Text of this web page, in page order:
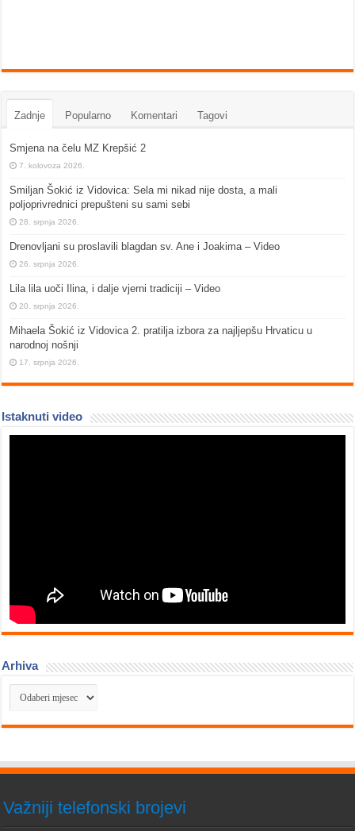
Zadnje Popularno Komentari Tagovi
Smjena na čelu MZ Krepšić 2
7. kolovoza 2026.
Smiljan Šokić iz Vidovica: Sela mi nikad nije dosta, a mali
poljoprivrednici prepušteni su sami sebi
28. srpnja 2026.
Drenovljani su proslavili blagdan sv. Ane i Joakima – Video
26. srpnja 2026.
Lila lila uoči Ilina, i dalje vjerni tradiciji – Video
20. srpnja 2026.
Mihaela Šokić iz Vidovica 2. pratilja izbora za najljepšu Hrvaticu u
narodnoj nošnji
17. srpnja 2026.
Istaknuti video
Arhiva
Arhiva
Važniji telefonski brojevi